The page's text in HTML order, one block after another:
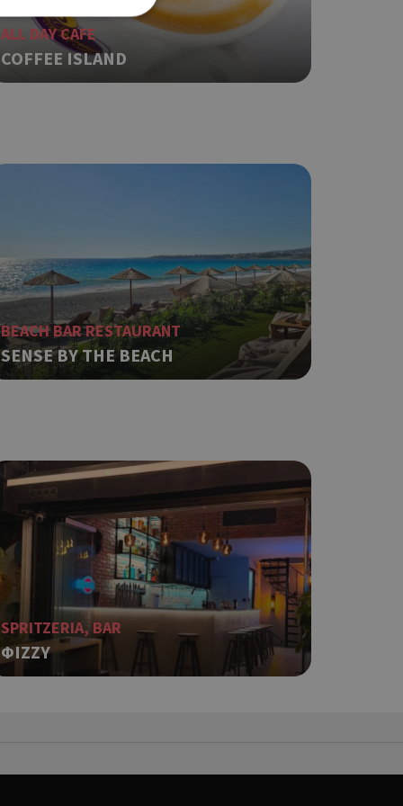
ALL DAY CAFE
COFFEE ISLAND
BEACH BAR RESTAURANT
SENSE BY THE BEACH
SPRITZERIA, BAR
ΦIZZY
λογαριασμού. Ο
Google
που
για ένα
μεταβλητών
είναι
ο
ένα καλό
σελίδων.
δηλαδή να
στον χρήστη
είναι το
push down
δηλαδή να
στον χρήστη
όπως είναι το
push down
την
είναι
ο